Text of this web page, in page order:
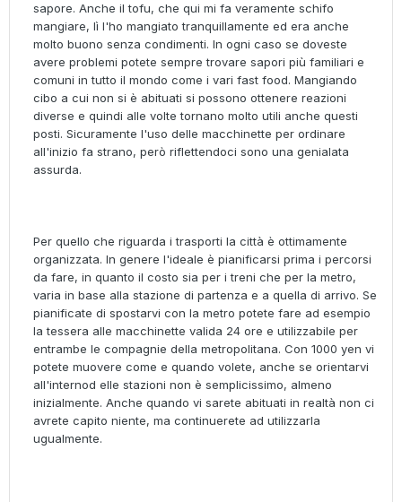
sapore. Anche il tofu, che qui mi fa veramente schifo
mangiare, lì l'ho mangiato tranquillamente ed era anche
molto buono senza condimenti. In ogni caso se doveste
avere problemi potete sempre trovare sapori più familiari e
comuni in tutto il mondo come i vari fast food. Mangiando
cibo a cui non si è abituati si possono ottenere reazioni
diverse e quindi alle volte tornano molto utili anche questi
posti. Sicuramente l'uso delle macchinette per ordinare
all'inizio fa strano, però riflettendoci sono una genialata
assurda.
Per quello che riguarda i trasporti la città è ottimamente
organizzata. In genere l'ideale è pianificarsi prima i percorsi
da fare, in quanto il costo sia per i treni che per la metro,
varia in base alla stazione di partenza e a quella di arrivo. Se
pianificate di spostarvi con la metro potete fare ad esempio
la tessera alle macchinette valida 24 ore e utilizzabile per
entrambe le compagnie della metropolitana. Con 1000 yen vi
potete muovere come e quando volete, anche se orientarvi
all'internod elle stazioni non è semplicissimo, almeno
inizialmente. Anche quando vi sarete abituati in realtà non ci
avrete capito niente, ma continuerete ad utilizzarla
ugualmente.